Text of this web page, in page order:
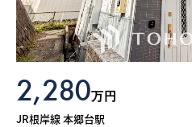
2,280万円
JR根岸線 本郷台駅